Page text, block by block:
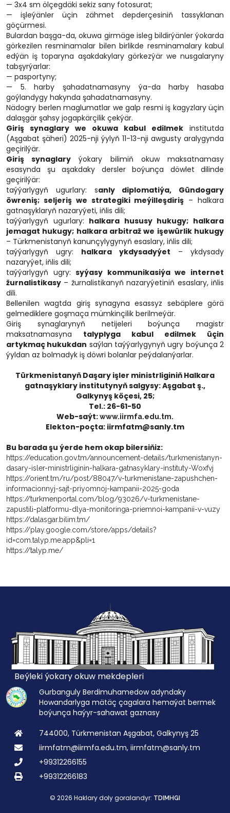
— 3x4 sm ölçegdäki sekiz sany fotosurat;
— işleýänler üçin zähmet depderçesiniň tassyklanan
göçürmesi.
Bulardan başga-da, okuwa girmäge isleg bildirýänler ýokarda
görkezilen resminamalar bilen birlikde resminamalary kabul
edýän iş toparyna aşakdakylary görkezýär we nusgalaryny
tabşyrýarlar:
— pasportyny;
— 5. harby şahadatnamasyny ýa-da harby hasaba
goýlandygy hakynda şahadatnamasyny.
Nädogry berlen maglumatlar we galp resmi iş kagyzlary üçin
dalaşgär şahsy jogapkärçilik çekýär.
Giriş synaglary we okuwa kabul edilmek institutda
(Aşgabat şäheri) 2025-nji ýylyň 11-13-nji awgusty aralygynda
geçirilýär.
Giriş synaglary ýokary bilimiň okuw maksatnamasy
esasynda şu aşakdaky dersler boýunça döwlet dilinde
geçirilýär:
taýýarlygyň ugurlary: sanly diplomatiýa, Gündogary
öwreniş; seljeriş we strategiki meýilleşdiriş – halkara
gatnaşyklaryň nazaryýeti, iňlis dili;
taýýarlygyň ugurlary: halkara hususy hukugy; halkara
jemagat hukugy; halkara arbitraž we işewürlik hukugy
– Türkmenistanyň kanunçylygynyň esaslary, iňlis dili;
taýýarlygyň ugry: halkara ykdysadyýet – ykdysady
nazaryýet, iňlis dili;
taýýarlygyň ugry:syýasy kommunikasiýa we internet
žurnalistikasy – žurnalistikanyň nazaryýetiniň esaslary, iňlis
dili.
Bellenilen wagtda giriş synagyna esassyz sebäplere görä
gelmediklere goşmaça mümkinçilik berilmeýär.
Giriş synaglarynyň netijeleri boýunça magistr
maksatnamasyna talyplyga kabul edilmek üçin
artykmaç hukukdan saýlan taýýarlygynyň ugry boýunça 2
ýyldan az bolmadyk iş döwri bolanlar peýdalanýarlar.
Türkmenistanyň Daşary işler ministrliginiň Halkara
gatnaşyklary institutynyň salgysy: Aşgabat ş.,
Galkynyş köçesi, 25;
Tel.: 26-61-50
Web-saýt:www.iirmfa.edu.tm.
Elekton-poçta: iirmfatm@sanly.tm
Bu barada şu ýerde hem okap bilersiňiz:
https://education.gov.tm/announcement-details/turkmenistanyn-
dasary-isler-ministrliginin-halkara-gatnasyklary-instituty-Woxfvj
https://orient.tm/ru/post/88047/v-turkmenistane-zapushchen-
informacionnyj-sajt-priyomnoj-kampanii-2025-goda
https://turkmenportal.com/blog/93026/v-turkmenistane-
zapustili-platformu-dlya-monitoringa-priemnoi-kampanii-v-vuzy
https://dalasgar.bilim.tm/
https://play.google.com/store/apps/details?
id=com.talyp.me.app&pli=1
https://talyp.me/
Beýleki ýokary okuw mekdepleri
Gurbanguly Berdimuhamedow adyndaky
Howandarlyga mätäç çagalara hemaýat bermek
boýunça haýyr-sahawat gaznasy
744000, Türkmenistan Aşgabat, Galkynyş 25
iirmfatm@iirmfa.edu.tm, iirmfatm@sanly.tm
+99312266155
+99312266183
© 2026 Haklary doly goralandyr: TDIMHGI